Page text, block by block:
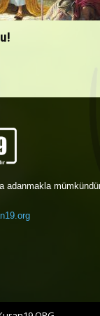
adanmakla